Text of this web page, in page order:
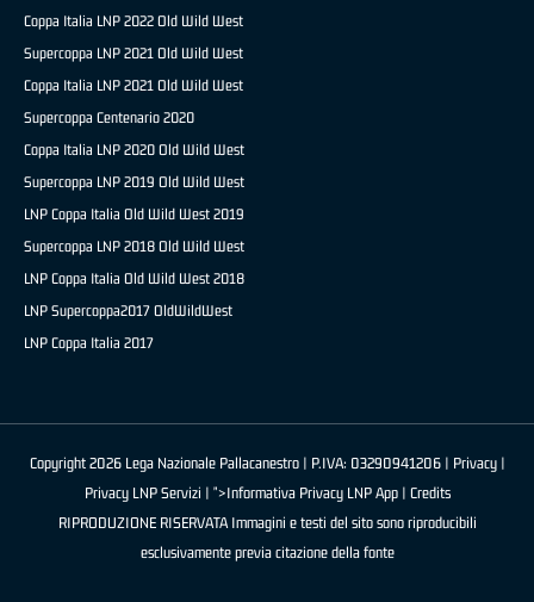
Coppa Italia LNP 2022 Old Wild West
Supercoppa LNP 2021 Old Wild West
Coppa Italia LNP 2021 Old Wild West
Supercoppa Centenario 2020
Coppa Italia LNP 2020 Old Wild West
Supercoppa LNP 2019 Old Wild West
LNP Coppa Italia Old Wild West 2019
Supercoppa LNP 2018 Old Wild West
LNP Coppa Italia Old Wild West 2018
LNP Supercoppa2017 OldWildWest
LNP Coppa Italia 2017
Copyright 2026 Lega Nazionale Pallacanestro | P.IVA: 03290941206 | Privacy|
Privacy LNP Servizi | ">Informativa Privacy LNP App | Credits
RIPRODUZIONE RISERVATA Immagini e testi del sito sono riproducibili
esclusivamente previa citazione della fonte